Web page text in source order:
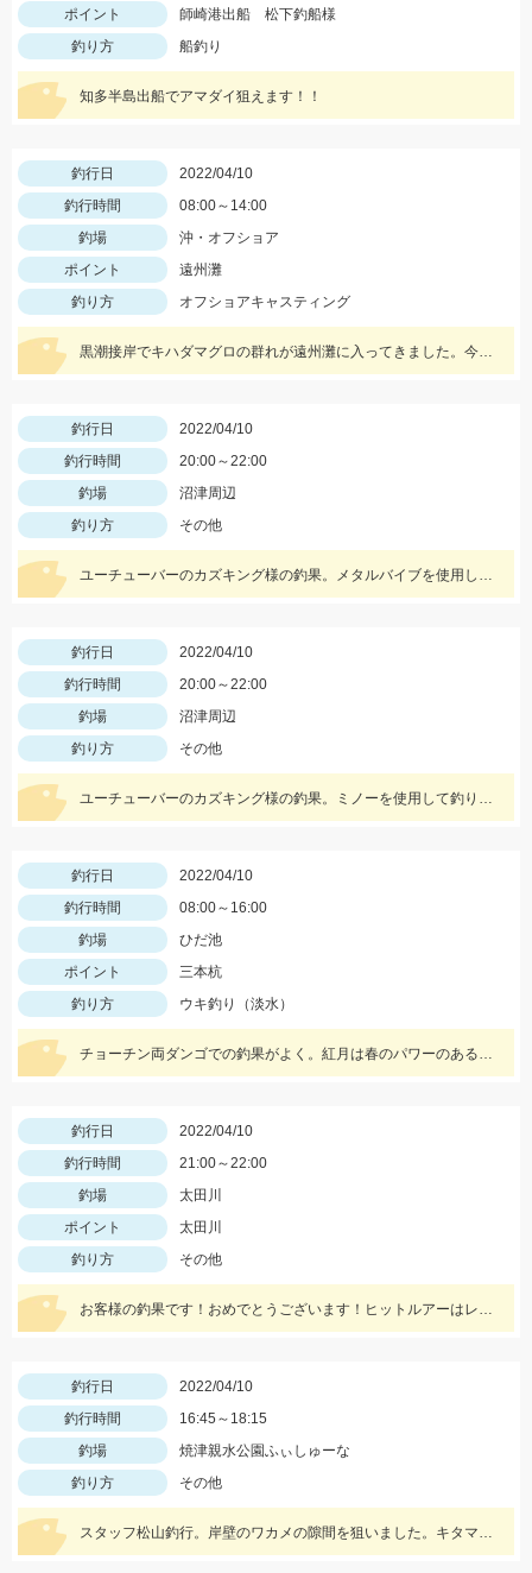
ポイント
師崎港出船 松下釣船様
釣り方
船釣り
知多半島出船でアマダイ狙えます！！
釣行日
2022/04/10
釣行時間
08:00～14:00
釣場
沖・オフショア
ポイント
遠州灘
釣り方
オフショアキャスティング
黒潮接岸でキハダマグロの群れが遠州灘に入ってきました。今年は幸先よく2本ゲットしました。
釣行日
2022/04/10
釣行時間
20:00～22:00
釣場
沼津周辺
釣り方
その他
ユーチューバーのカズキング様の釣果。メタルバイブを使用して釣れました‼
釣行日
2022/04/10
釣行時間
20:00～22:00
釣場
沼津周辺
釣り方
その他
ユーチューバーのカズキング様の釣果。ミノーを使用して釣りました‼
釣行日
2022/04/10
釣行時間
08:00～16:00
釣場
ひだ池
ポイント
三本杭
釣り方
ウキ釣り（淡水）
チョーチン両ダンゴでの釣果がよく。紅月は春のパワーのあるへらぶなでも簡単に寄ってきます！
釣行日
2022/04/10
釣行時間
21:00～22:00
釣場
太田川
ポイント
太田川
釣り方
その他
お客様の釣果です！おめでとうございます！ヒットルアーはレアリスシャッド63MRのマットレモン！
釣行日
2022/04/10
釣行時間
16:45～18:15
釣場
焼津親水公園ふぃしゅーな
釣り方
その他
スタッフ松山釣行。岸壁のワカメの隙間を狙いました。キタマクラの活性が高いです。エサはオキアミL。